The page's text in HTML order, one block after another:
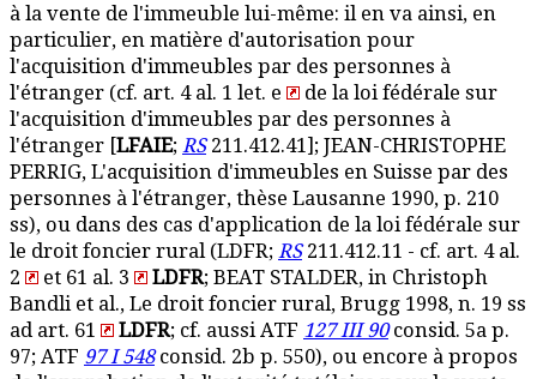
à la vente de l'immeuble lui-même: il en va ainsi, en
particulier, en matière d'autorisation pour
l'acquisition d'immeubles par des personnes à
l'étranger (cf. art. 4 al. 1 let. e
de la loi fédérale sur
l'acquisition d'immeubles par des personnes à
l'étranger [LFAIE; RS211.412.41]; JEAN-CHRISTOPHE
PERRIG, L'acquisition d'immeubles en Suisse par des
personnes à l'étranger, thèse Lausanne 1990, p. 210
ss), ou dans des cas d'application de la loi fédérale sur
le droit foncier rural (LDFR; RS211.412.11 - cf. art. 4 al.
2
et 61 al. 3 LDFR; BEAT STALDER, in Christoph
Bandli et al., Le droit foncier rural, Brugg 1998, n. 19 ss
ad art. 61
LDFR; cf. aussi ATF 127 III 90consid. 5a p.
97; ATF 97 I 548consid. 2b p. 550), ou encore à propos